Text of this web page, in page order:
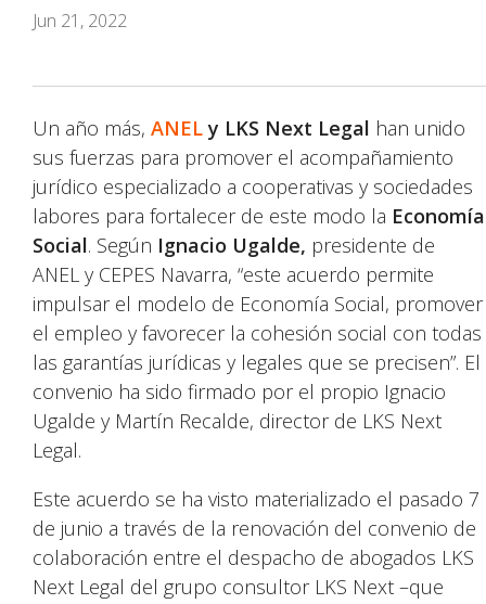
Jun 21, 2022
Un año más, ANELy LKS Next Legal han unido
sus fuerzas para promover el acompañamiento
jurídico especializado a cooperativas y sociedades
labores para fortalecer de este modo la Economía
Social. Según Ignacio Ugalde, presidente de
ANEL y CEPES Navarra, “este acuerdo permite
impulsar el modelo de Economía Social, promover
el empleo y favorecer la cohesión social con todas
las garantías jurídicas y legales que se precisen”. El
convenio ha sido firmado por el propio Ignacio
Ugalde y Martín Recalde, director de LKS Next
Legal.
Este acuerdo se ha visto materializado el pasado 7
de junio a través de la renovación del convenio de
colaboración entre el despacho de abogados LKS
Next Legal del grupo consultor LKS Next –que